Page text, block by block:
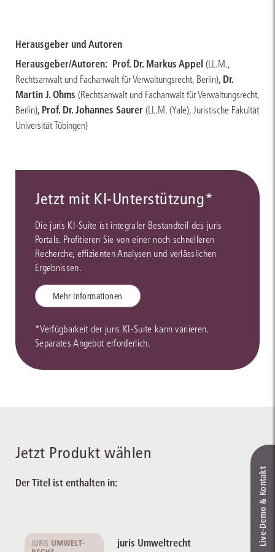
Herausgeber und Autoren
Herausgeber/Autoren: Prof. Dr. Markus Appel (LL.M.,
Rechtsanwalt und Fachanwalt für Verwaltungsrecht, Berlin), Dr.
Martin J. Ohms (Rechtsanwalt und Fachanwalt für Verwaltungsrecht,
Berlin), Prof. Dr. Johannes Saurer (LL.M. (Yale), Juristische Fakultät
Universität Tübingen)
Jetzt mit KI-Unterstützung*
Die juris KI-Suite ist integraler Bestandteil des juris
Portals. Profitieren Sie von einer noch schnelleren
Recherche, effizienten Analysen und verlässlichen
Ergebnissen.
Mehr Informationen
*Verfügbarkeit der juris KI-Suite kann variieren.
Separates Angebot erforderlich.
Jetzt Produkt wählen
Der Titel ist enthalten in:
juris Umweltrecht Live‑Demo & Kontakt